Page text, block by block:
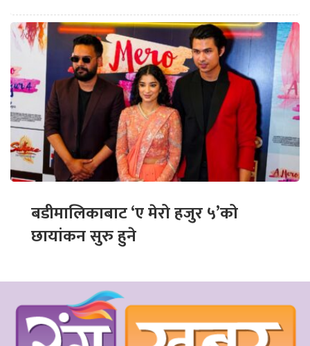
बडीमालिकाबाट ‘ए मेरो हजुर ५’को
छायांकन सुरु हुने